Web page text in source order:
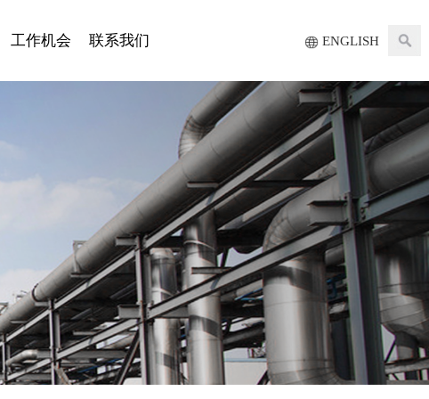
工作机会 联系我们 ENGLISH